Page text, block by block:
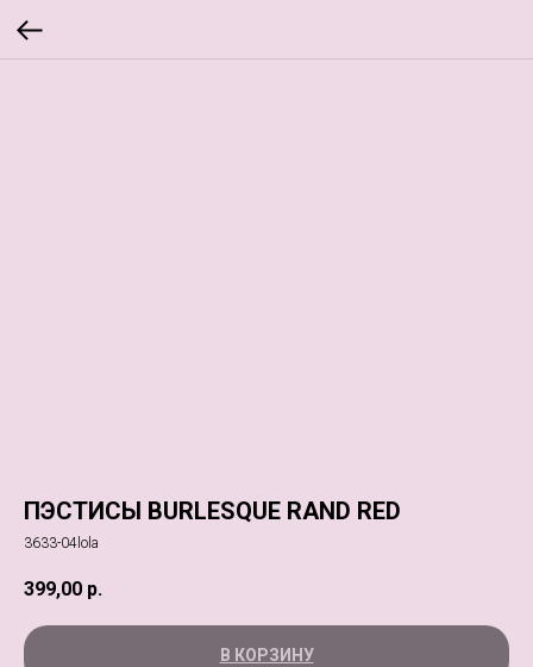
ПЭСТИСЫ BURLESQUE RAND RED
3633-04lola
399,00 р.
В КОРЗИНУ